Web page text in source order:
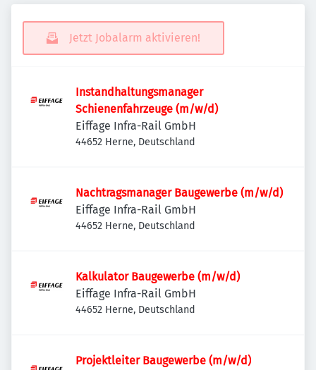
Jetzt Jobalarm aktivieren!
Instandhaltungsmanager
Schienenfahrzeuge (m/w/d)
Eiffage Infra-Rail GmbH
44652 Herne, Deutschland
Nachtragsmanager Baugewerbe (m/w/d)
Eiffage Infra-Rail GmbH
44652 Herne, Deutschland
Kalkulator Baugewerbe (m/w/d)
Eiffage Infra-Rail GmbH
44652 Herne, Deutschland
Projektleiter Baugewerbe (m/w/d)